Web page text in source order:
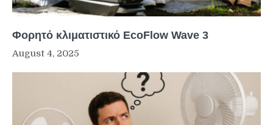
Φορητό κλιματιστικό EcoFlow Wave 3
August 4, 2025